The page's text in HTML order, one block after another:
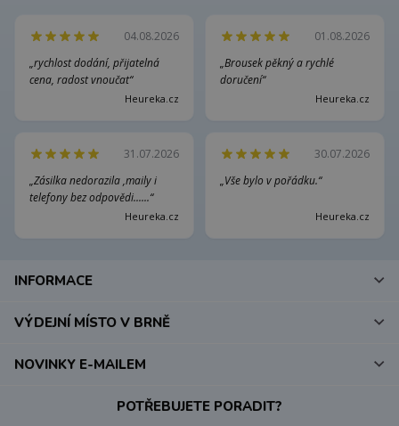
04.08.2026
„rychlost dodání, přijatelná
cena, radost vnoučat“
Heureka.cz
01.08.2026
„Brousek pěkný a rychlé
doručení“
Heureka.cz
31.07.2026
„Zásilka nedorazila ,maily i
telefony bez odpovědi......“
Heureka.cz
30.07.2026
„Vše bylo v pořádku.“
Heureka.cz
INFORMACE
VÝDEJNÍ MÍSTO V BRNĚ
POTŘEBUJETE PORADIT?
NOVINKY E-MAILEM